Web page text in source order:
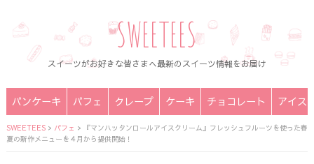
SWEETEES
スイーツがお好きな皆さまへ最新のスイーツ情報をお届け
パンケーキ パフェ クレープ ケーキ チョコレート アイス
SWEETEES> パフェ >
『マンハッタンロールアイスクリーム』フレッシュフルーツを使った春
夏の新作メニューを４月から提供開始！